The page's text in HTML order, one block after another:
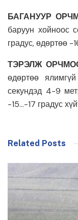
БАГАНУУР
баруун хойноос
градус, өдөртөө -
ТЭРЭЛЖ
өдөртөө
секундэд 4-9
-15…-17 градус
Related Posts